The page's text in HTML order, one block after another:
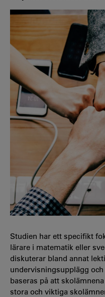
Studien har ett specifikt
lärare i matematik eller
diskuterar bland annat
undervisningsupplägg
baseras på att
stora och viktiga